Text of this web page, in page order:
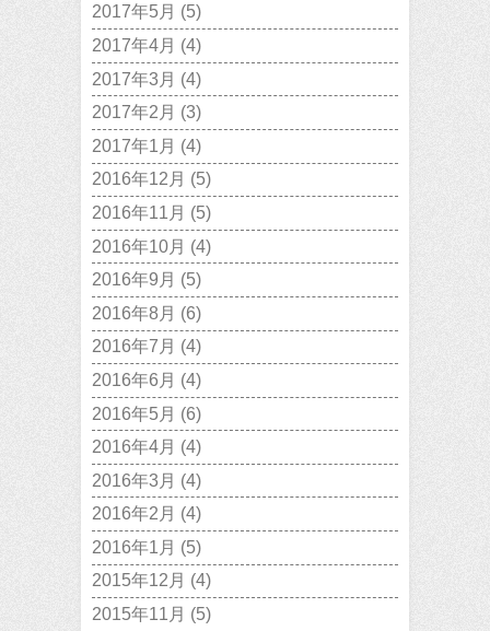
2017年5月 (5)
2017年4月 (4)
2017年3月 (4)
2017年2月 (3)
2017年1月 (4)
2016年12月 (5)
2016年11月 (5)
2016年10月 (4)
2016年9月 (5)
2016年8月 (6)
2016年7月 (4)
2016年6月 (4)
2016年5月 (6)
2016年4月 (4)
2016年3月 (4)
2016年2月 (4)
2016年1月 (5)
2015年12月 (4)
2015年11月 (5)